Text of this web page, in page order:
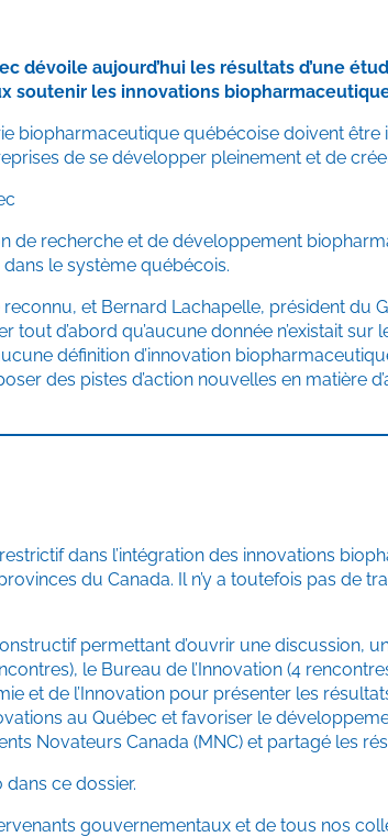
dévoile aujourd’hui les résultats d’une
soutenir les innovations
biopharmaceutique québécoise doivent
de se développer pleinement et de
de recherche et de développement
le système québécois.
et Bernard Lachapelle, président
tout d’abord qu’aucune donnée n’existait
définition d’innovation
des pistes d’action nouvelles en matière
dans l’intégration des innovations
du Canada. Il n’y a toutefois pas de
permettant d’ouvrir une
le Bureau de l’Innovation (4
et de l’Innovation pour présenter les
au Québec et favoriser le
Novateurs Canada (MNC) et partagé les
dans ce dossier.
gouvernementaux et de tous nos